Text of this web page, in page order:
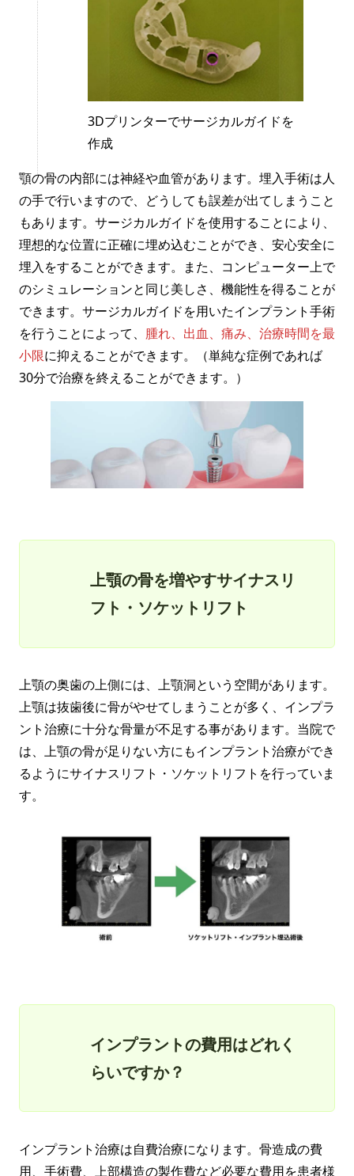
3Dプリンターでサージカルガイドを
作成
顎の骨の内部には神経や血管があります。埋入手術は人
の手で行いますので、どうしても誤差が出てしまうこと
もあります。サージカルガイドを使用することにより、
理想的な位置に正確に埋め込むことができ、安心安全に
埋入をすることができます。また、コンピューター上で
のシミュレーションと同じ美しさ、機能性を得ることが
できます。サージカルガイドを用いたインプラント手術
を行うことによって、 腫れ、出血、痛み、治療時間を最
小限に抑えることができます。（単純な症例であれば
30分で治療を終えることができます。）
上顎の骨を増やすサイナスリ
フト・ソケットリフト
上顎の奥歯の上側には、上顎洞という空間があります。
上顎は抜歯後に骨がやせてしまうことが多く、インプラ
ント治療に十分な骨量が不足する事があります。当院で
は、上顎の骨が足りない方にもインプラント治療ができ
るようにサイナスリフト・ソケットリフトを行っていま
す。
インプラントの費用はどれく
らいですか？
インプラント治療は自費治療になります。骨造成の費
用、手術費、上部構造の製作費など必要な費用を患者様